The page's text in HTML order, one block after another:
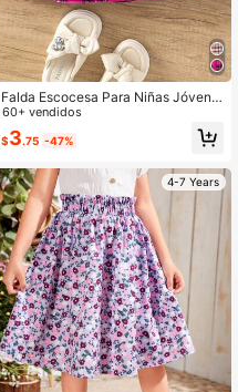
Falda Escocesa Para Niñas Jóvene
s Con Decoración De Lazo
60+ vendidos
$3.75 -47%
4-7 Years